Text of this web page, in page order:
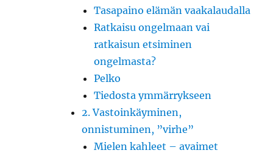
Tasapaino elämän vaakalaudalla
Ratkaisu ongelmaan vai
ratkaisun etsiminen
ongelmasta?
Pelko
Tiedosta ymmärrykseen
2. Vastoinkäyminen,
onnistuminen, ”virhe”
Mielen kahleet – avaimet